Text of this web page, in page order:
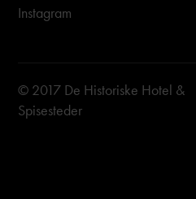
Instagram
© 2017 De Historiske Hotel &
Spisesteder